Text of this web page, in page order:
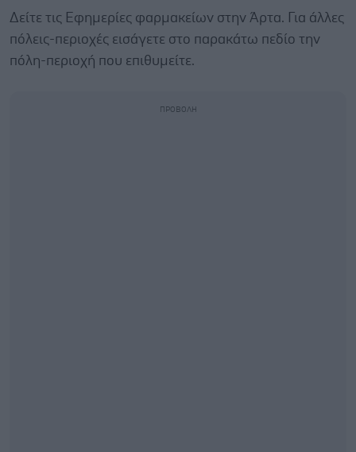
Δείτε τις Εφημερίες φαρμακείων στην Άρτα. Για άλλες
πόλεις-περιοχές εισάγετε στο παρακάτω πεδίο την
πόλη-περιοχή που επιθυμείτε.